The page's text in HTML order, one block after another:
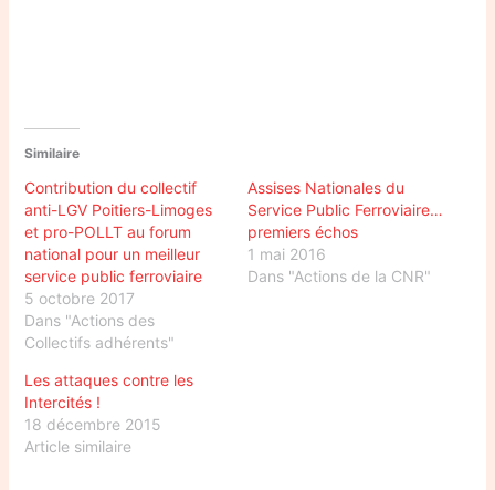
Similaire
Contribution du collectif
anti-LGV Poitiers-Limoges
et pro-POLLT au forum
national pour un meilleur
service public ferroviaire
5 octobre 2017
Dans "Actions des
Collectifs adhérents"
Assises Nationales du
Service Public Ferroviaire…
premiers échos
1 mai 2016
Dans "Actions de la CNR"
Les attaques contre les
Intercités !
18 décembre 2015
Article similaire